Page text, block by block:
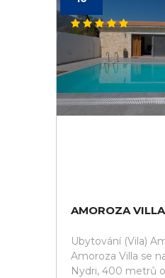
AMOROZA VILLA
Ubytování (Vila)
Amoroza Villa se
Nydri, 400 metrů